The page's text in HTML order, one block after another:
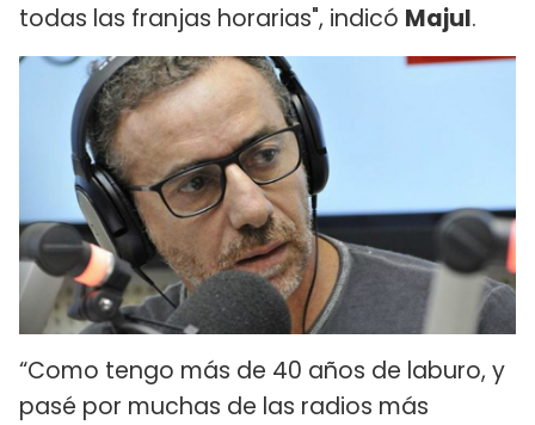
todas las franjas horarias", indicó Majul.
“Como tengo más de 40 años de laburo, y
pasé por muchas de las radios más